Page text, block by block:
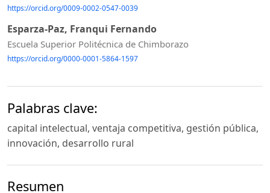
https://orcid.org/0009-0002-0547-0039
Esparza-Paz, Franqui Fernando
Escuela Superior Politécnica de Chimborazo
https://orcid.org/0000-0001-5864-1597
Palabras clave:
capital intelectual, ventaja competitiva, gestión pública,
innovación, desarrollo rural
Resumen